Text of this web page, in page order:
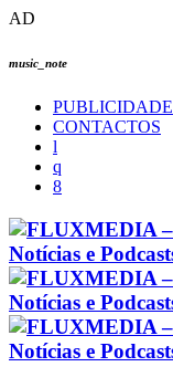
AD
music_note
PUBLICIDADE
CONTACTOS